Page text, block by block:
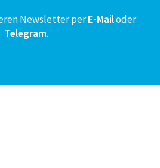
Newsletter perE-Mailoder
Telegram.